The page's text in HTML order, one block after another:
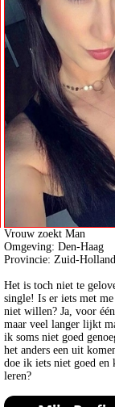
Vrouw zoekt Man
Omgeving: Den-Haag
Provincie: Zuid-Holland
Het is toch niet te
single! Is er iets met
niet willen? Ja, voor
maar veel langer lijkt
ik soms niet goed
het anders een uit
doe ik iets niet goed en
leren?